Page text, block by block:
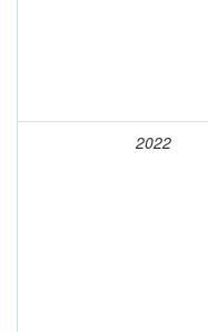
2022